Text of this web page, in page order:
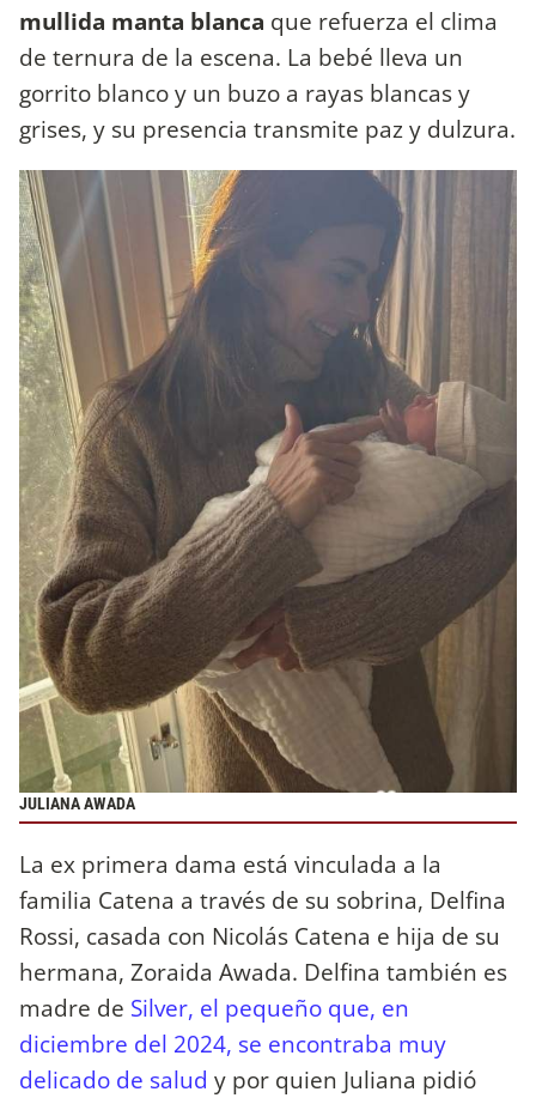
mullida manta blanca que refuerza el clima
de ternura de la escena. La bebé lleva un
gorrito blanco y un buzo a rayas blancas y
grises, y su presencia transmite paz y dulzura.
JULIANA AWADA
La ex primera dama está vinculada a la
familia Catena a través de su sobrina, Delfina
Rossi, casada con Nicolás Catena e hija de su
hermana, Zoraida Awada. Delfina también es
madre de Silver, el pequeño que, en
diciembre del 2024, se encontraba muy
delicado de salud y por quien Juliana pidió